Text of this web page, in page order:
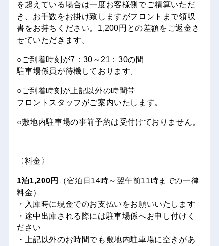
を超えている場合は一度お客様側でご精算いただ
き、お手数をお掛け致しますがフロントまで領収
書をお持ちください。1,200円との差額をご返金さ
せていただきます。
○ご到着時刻が7：30～21：30の間
駐車場係員が待機しております。
○ご到着時刻が上記以外の時間帯
フロントスタッフがご案内いたします。
○敷地内駐車場の事前予約は受付けておりません。
〈料金〉
1泊1,200円
（宿泊日14時～翌午前11時までの一律
料金）
・入庫時に現金でのお支払いをお願いいたします
・途中出庫される際には駐車場係へお申し付けく
ださい
・上記以外のお時間でも敷地内駐車場に空きがあ